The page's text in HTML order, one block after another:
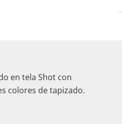
en tela Shot con
colores de tapizado.